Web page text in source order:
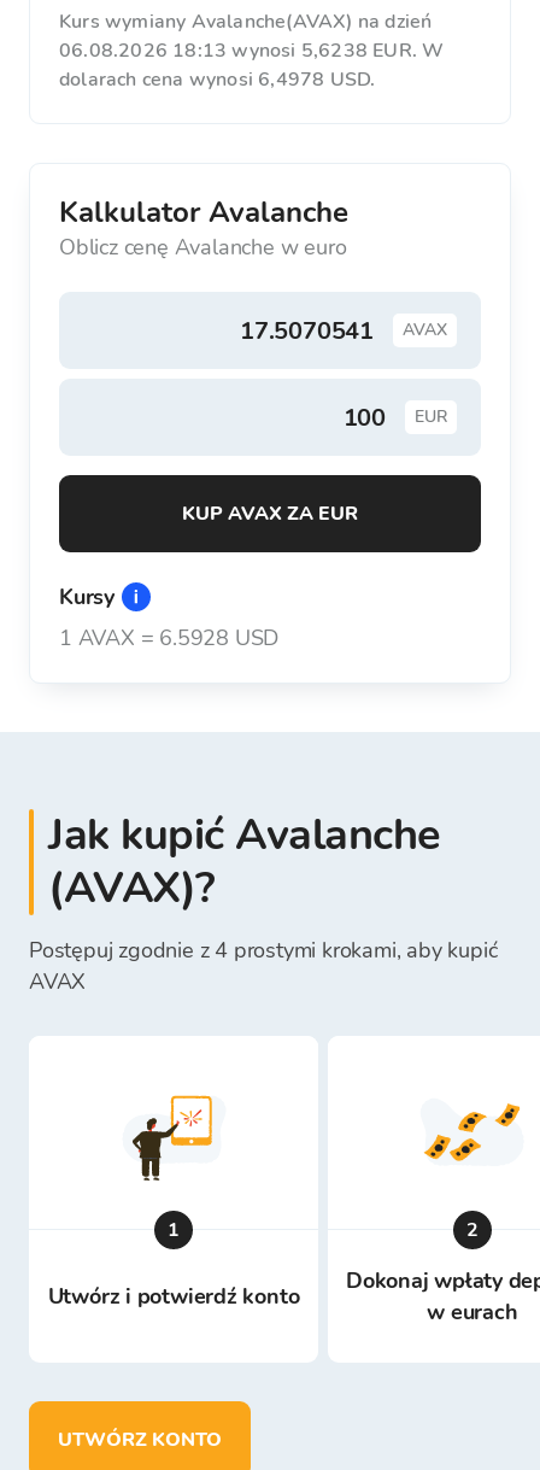
Kurs wymiany Avalanche(AVAX) na dzień
06.08.2026 18:13 wynosi 5,6238 EUR. W
dolarach cena wynosi 6,4978 USD.
Kalkulator Avalanche
Oblicz cenę Avalanche w euro
AVAX
EUR
KUP AVAX ZA EUR
Kursy
1 AVAX = 6.5928 USD
Jak kupić Avalanche
(AVAX)?
Postępuj zgodnie z 4 prostymi krokami, aby kupić
AVAX
1
Utwórz i potwierdź konto
2
Dokonaj wpłaty
w eurach
UTWÓRZ KONTO